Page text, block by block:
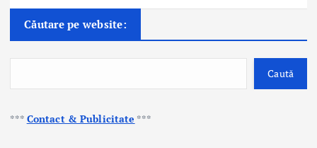
Căutare pe website:
Caută
*** Contact & Publicitate ***